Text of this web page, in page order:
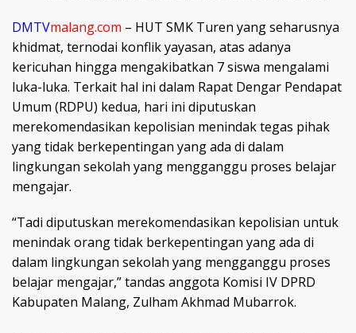
DMTVmalang.com – HUT SMK Turen yang seharusnya
khidmat, ternodai konflik yayasan, atas adanya
kericuhan hingga mengakibatkan 7 siswa mengalami
luka-luka. Terkait hal ini dalam Rapat Dengar Pendapat
Umum (RDPU) kedua, hari ini diputuskan
merekomendasikan kepolisian menindak tegas pihak
yang tidak berkepentingan yang ada di dalam
lingkungan sekolah yang mengganggu proses belajar
mengajar.
“Tadi diputuskan merekomendasikan kepolisian untuk
menindak orang tidak berkepentingan yang ada di
dalam lingkungan sekolah yang mengganggu proses
belajar mengajar,” tandas anggota Komisi IV DPRD
Kabupaten Malang, Zulham Akhmad Mubarrok.